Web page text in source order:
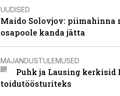
UUDISED
Maido Solovjov: piimahinna
osapoole kanda jätta
MAJANDUSTULEMUSED
Puhk ja Lausing kerkisid
toidutöösturiteks